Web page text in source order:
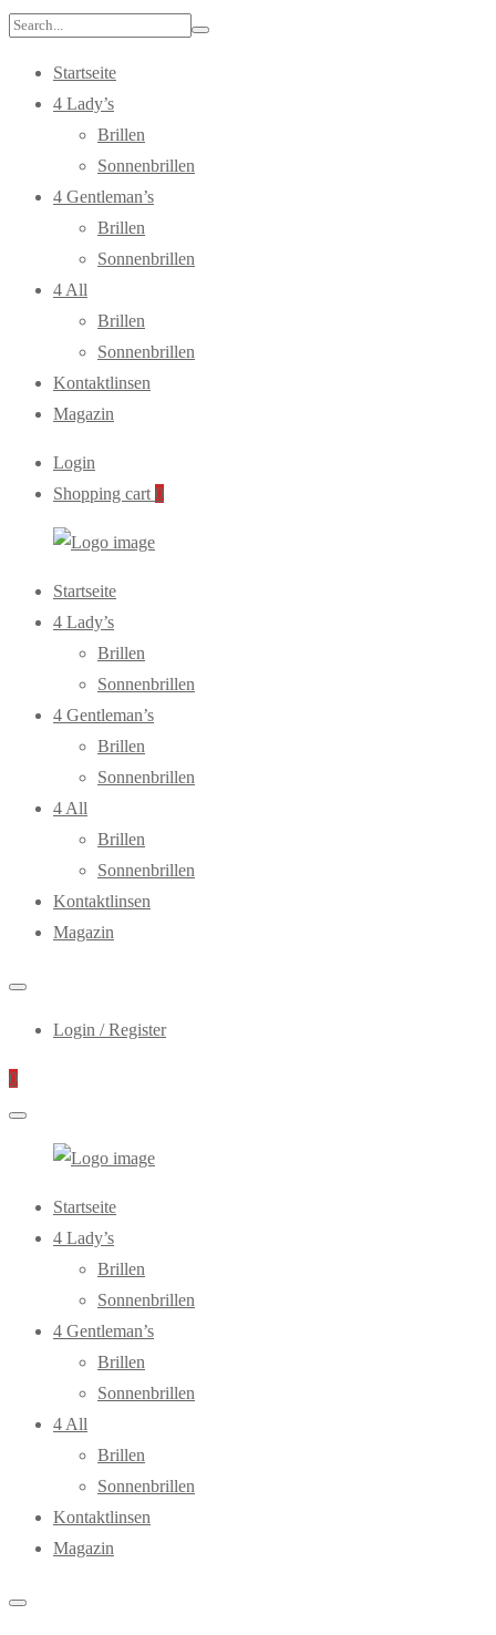
Search
Startseite
4 Lady’s
Brillen
Sonnenbrillen
4 Gentleman’s
Brillen
Sonnenbrillen
4 All
Brillen
Sonnenbrillen
Kontaktlinsen
Magazin
Login
Shopping cart 0
Primary
Menu
Startseite
4 Lady’s
Brillen
Sonnenbrillen
4 Gentleman’s
Brillen
Sonnenbrillen
4 All
Brillen
Sonnenbrillen
Kontaktlinsen
Magazin
Login / Register
0
Primary
Menu
Startseite
4 Lady’s
Brillen
Sonnenbrillen
4 Gentleman’s
Brillen
Sonnenbrillen
4 All
Brillen
Sonnenbrillen
Kontaktlinsen
Magazin